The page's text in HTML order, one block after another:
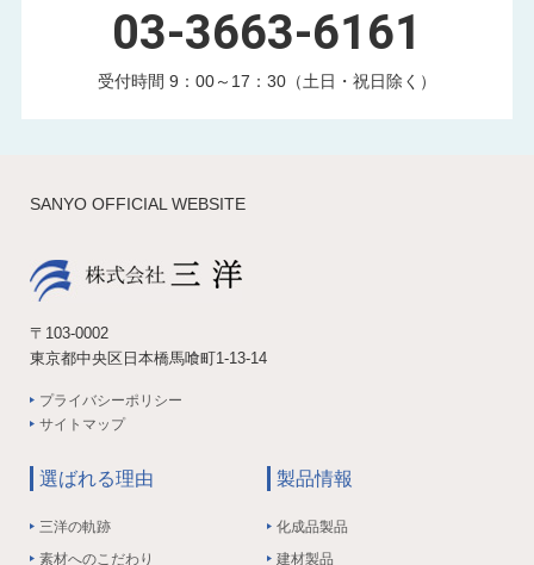
03-3663-6161
受付時間 9：00～17：30（土日・祝日除く）
SANYO OFFICIAL WEBSITE
〒103-0002
東京都中央区日本橋馬喰町1-13-14
プライバシーポリシー
サイトマップ
選ばれる理由
三洋の軌跡
素材へのこだわり
製品情報
化成品製品
建材製品